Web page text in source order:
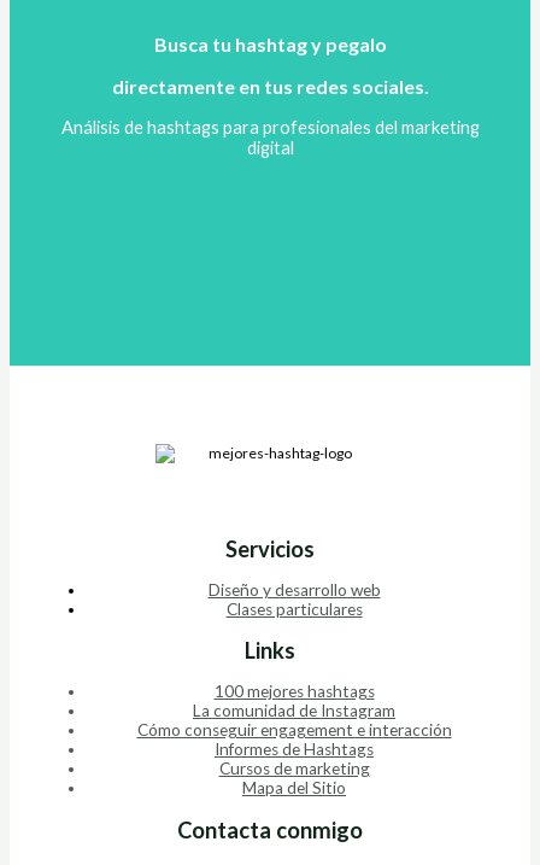
Busca tu hashtag y pegalo
directamente en tus redes sociales.
Análisis de hashtags para profesionales del marketing
digital
Servicios
Diseño y desarrollo web
Clases particulares
Links
100 mejores hashtags
La comunidad de Instagram
Cómo conseguir engagement e interacción
Informes de Hashtags
Cursos de marketing
Mapa del Sitio
Contacta conmigo